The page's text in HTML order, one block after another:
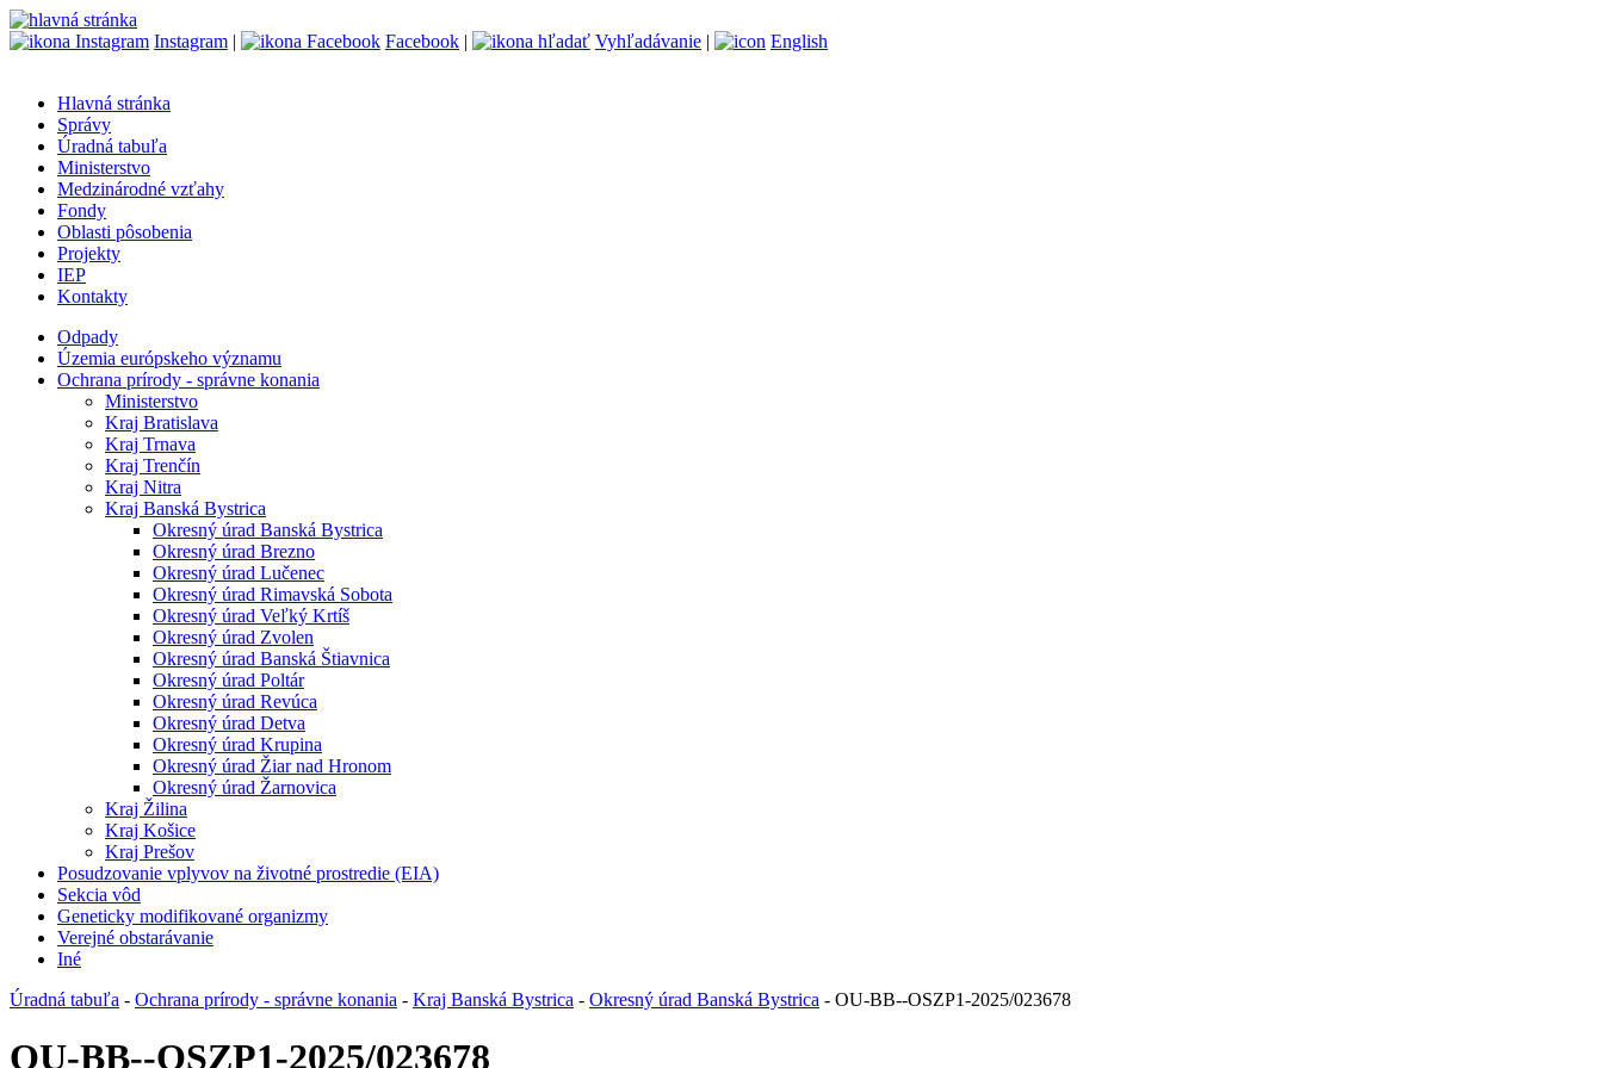
Instagram | Facebook | Vyhľadávanie | English
Hlavná stránka
Správy
Úradná tabuľa
Ministerstvo
Medzinárodné vzťahy
Fondy
Oblasti pôsobenia
Projekty
IEP
Kontakty
Odpady
Územia európskeho významu
Ochrana prírody - správne konania
Ministerstvo
Kraj Bratislava
Kraj Trnava
Kraj Trenčín
Kraj Nitra
Kraj Banská Bystrica
Okresný úrad Banská Bystrica
Okresný úrad Brezno
Okresný úrad Lučenec
Okresný úrad Rimavská Sobota
Okresný úrad Veľký Krtíš
Okresný úrad Zvolen
Okresný úrad Banská Štiavnica
Okresný úrad Poltár
Okresný úrad Revúca
Okresný úrad Detva
Okresný úrad Krupina
Okresný úrad Žiar nad Hronom
Okresný úrad Žarnovica
Kraj Žilina
Kraj Košice
Kraj Prešov
Posudzovanie vplyvov na životné prostredie (EIA)
Sekcia vôd
Geneticky modifikované organizmy
Verejné obstarávanie
Iné
Úradná tabuľa - Ochrana prírody - správne konania - Kraj Banská Bystrica - Okresný úrad Banská Bystrica - OU-BB--OSZP1-2025/023678
OU-BB--OSZP1-2025/023678